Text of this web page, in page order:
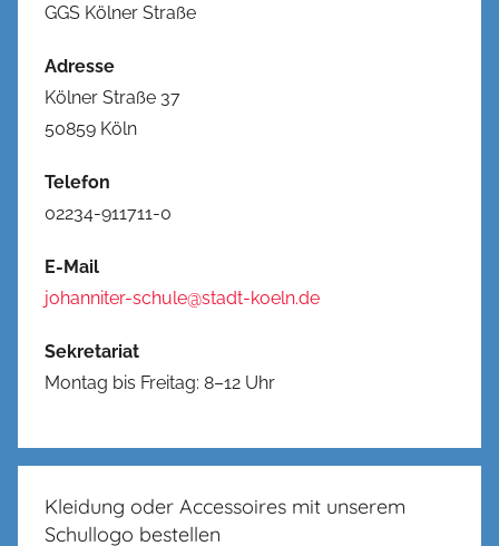
GGS Kölner Straße
Adresse
Kölner Straße 37
50859 Köln
Telefon
02234-911711-0
E-Mail
johanniter-schule@stadt-koeln.de
Sekretariat
Montag bis Freitag: 8–12 Uhr
Kleidung oder Accessoires mit unserem
Schullogo bestellen